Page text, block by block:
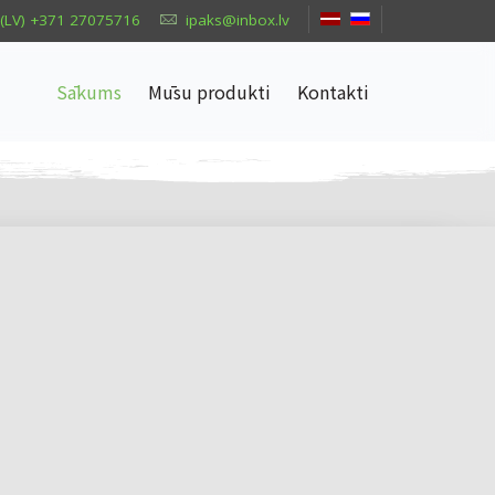
(LV) +371 27075716 ipaks@inbox.lv
Sākums Mūsu produkti Kontakti